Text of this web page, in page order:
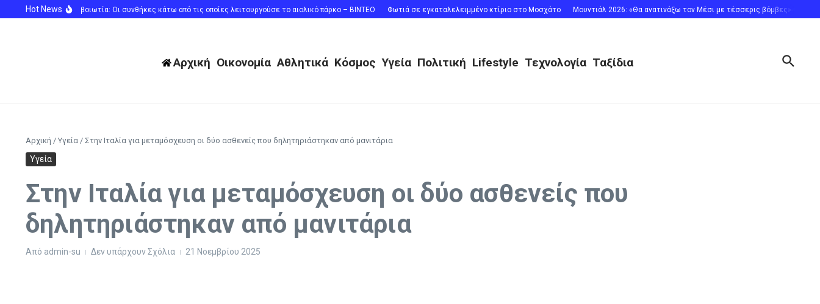
Μετάβαση στο περιεχόμενο
Hot News
στην Αττικοβοιωτία: Οι συνθήκες κάτω από τις οποίες λειτουργούσε το αιολικό πάρκο – ΒΙΝΤΕΟ Φωτιά σε εγκαταλελειμμένο κτίριο στο Μοσχάτο Μουντιάλ 2026: «Θα ανατινάξω τον Μέσι με τέσσερις βόμβες»-Οι
Αρχική Οικονομία Αθλητικά Κόσμος Υγεία Πολιτική Lifestyle Τεχνολογία Ταξίδια
Αρχική / Υγεία / Στην Ιταλία για μεταμόσχευση οι δύο ασθενείς που δηλητηριάστηκαν από μανιτάρια
Υγεία
Στην Ιταλία για μεταμόσχευση οι δύο ασθενείς που
δηλητηριάστηκαν από μανιτάρια
Από admin-su Δεν υπάρχουν Σχόλια 21 Νοεμβρίου 2025